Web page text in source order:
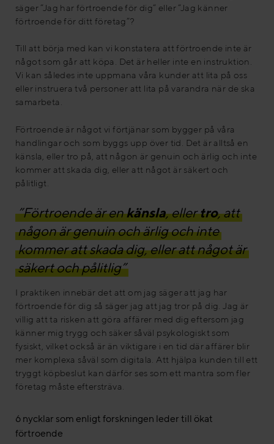
säger ”Jag har förtroende för dig” eller ”Jag känner
förtroende för ditt företag”?
Till att börja med kan vi konstatera att förtroende inte är
något som går att köpa. Det är heller inte en instruktion.
Vi kan således inte uppmana våra kunder att lita på oss
eller instruera två personer att lita på varandra när de ska
samarbeta.
Förtroende är något vi förtjänar som bygger på våra
handlingar och som byggs upp över tid. Det är alltså en
känsla, eller tro på, att någon är genuin och ärlig och inte
kommer att skada dig, eller att något är säkert och
pålitligt.
”Förtroende är enkänsla, ellertro, att
någon är genuin och ärlig och inte
kommer att skada dig, eller att något är
säkert och pålitlig”
I praktiken innebär det att om jag säger att jag har
förtroende för dig så säger jag att jag tror på dig. Jag är
villig att ta risken att göra affärer med dig eftersom jag
känner mig trygg och säker såväl psykologiskt som
fysiskt, vilket också är än viktigare i en tid där affärer blir
mer komplexa såväl som digitala. Att hjälpa kunden till ett
tryggt köpbeslut kan därför ses som ett mantra som fler
företag måste eftersträva.
6 nycklar som enligt forskningen leder till ökat
förtroende